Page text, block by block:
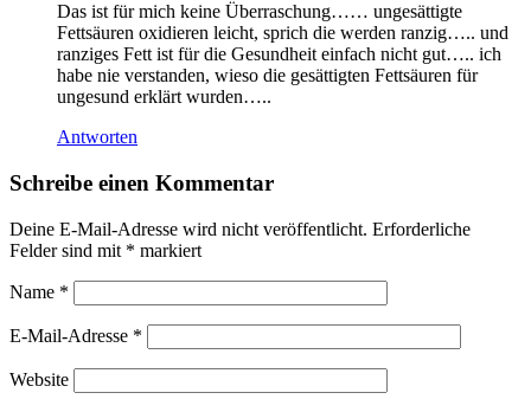
Das ist für mich keine Überraschung…… ungesättigte
Fettsäuren oxidieren leicht, sprich die werden ranzig….. und
ranziges Fett ist für die Gesundheit einfach nicht gut….. ich
habe nie verstanden, wieso die gesättigten Fettsäuren für
ungesund erklärt wurden…..
Antworten
Schreibe einen Kommentar
Deine E-Mail-Adresse wird nicht veröffentlicht. Erforderliche
Felder sind mit * markiert
Name *
E-Mail-Adresse *
Website